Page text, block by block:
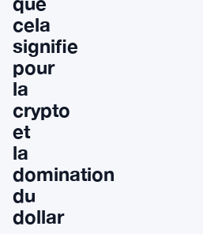
cela
signifie
pour
la
crypto
et
la
domination
du
dollar